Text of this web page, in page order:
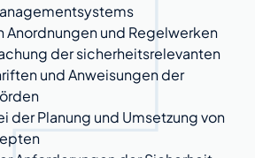
Anordnungen und Regelwerken
der sicherheitsrelevanten
und Anweisungen der
der Planung und Umsetzung von